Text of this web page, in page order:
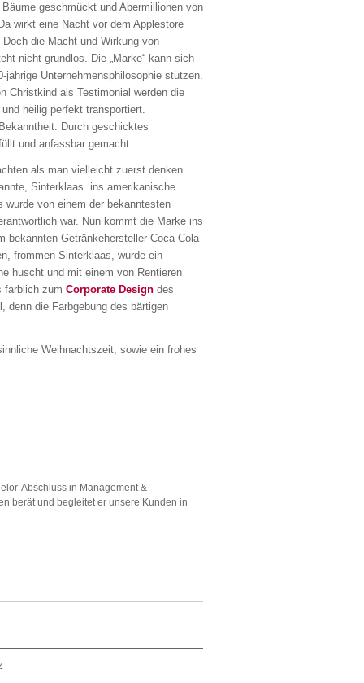
geschmückt und Abermillionen von
wirkt eine Nacht vor dem Applestore
die Macht und Wirkung von
nicht grundlos. Die „Marke“ kann sich
jährige Unternehmensphilosophie stützen.
Christkind als Testimonial werden die
heilig perfekt transportiert.
Durch geschicktes
und anfassbar gemacht.
als man vielleicht zuerst denken
Sinterklaas ins amerikanische
wurde von einem der bekanntesten
war. Nun kommt die Marke ins
bekannten Getränkehersteller Coca Cola
frommen Sinterklaas, wurde ein
huscht und mit einem von Rentieren
farblich zum Corporate Designdes
denn die Farbgebung des bärtigen
Weihnachtszeit, sowie ein frohes
Abschluss in Management &
berät und begleitet er unsere Kunden in